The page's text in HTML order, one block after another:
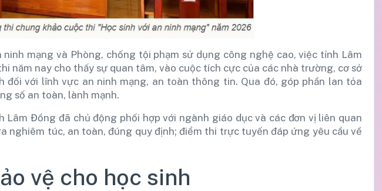
mạng và Phòng, chống tội phạm sử dụng công nghệ cao, việc tỉnh Lâm
năm nay cho thấy sự quan tâm, vào cuộc tích cực của các nhà trường, cơ sở
đối với lĩnh vực an ninh mạng, an toàn thông tin. Qua đó, góp phần lan tỏa
số an toàn, lành mạnh.
Đồng đã chủ động phối hợp với ngành giáo dục và các đơn vị liên quan
nghiêm túc, an toàn, đúng quy định; điểm thi trực tuyến đáp ứng yêu cầu về
vệ cho học sinh